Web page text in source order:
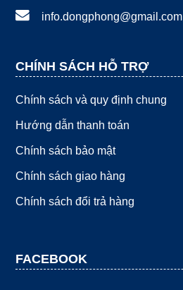
info.dongphong@gmail.com
CHÍNH SÁCH HỖ TRỢ
Chính sách và quy định chung
Hướng dẫn thanh toán
Chính sách bảo mật
Chính sách giao hàng
Chính sách đổi trả hàng
FACEBOOK